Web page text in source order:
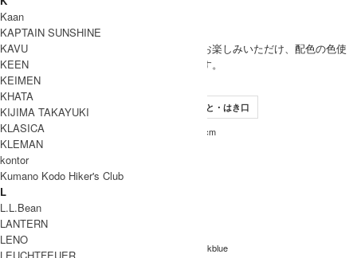
WOMEN
(VOICE) シーズン通してお楽しみいただけ、配色の色使
いもかわいいソックスです。
SIZE
サイズ SIZE かかと・はき口
Free 21.5cm
INFORMATION
ブランド名 meri ja kuu (メリヤクー)
型番
212 Grayge , 226 Ginger , 276 Inkblue
Kaan
KAPTAIN SUNSHINE
KAVU
KEEN
KEIMEN
KHATA
KIJIMA TAKAYUKI
KLASICA
KLEMAN
kontor
Kumano Kodo Hiker's Club
L
L.L.Bean
LANTERN
LENO